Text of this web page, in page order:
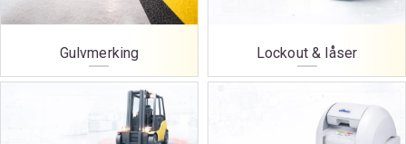
Gulvmerking Lockout & låser